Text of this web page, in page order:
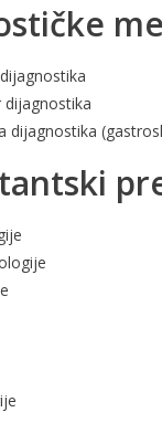
dijagnostika
dijagnostika